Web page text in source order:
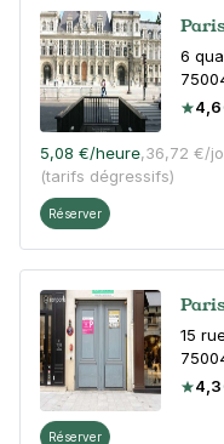
6
4,6
5,08 €/heure,36,72 €/
(tarifs dégressifs)
Réserver
15
4,3
Réserver